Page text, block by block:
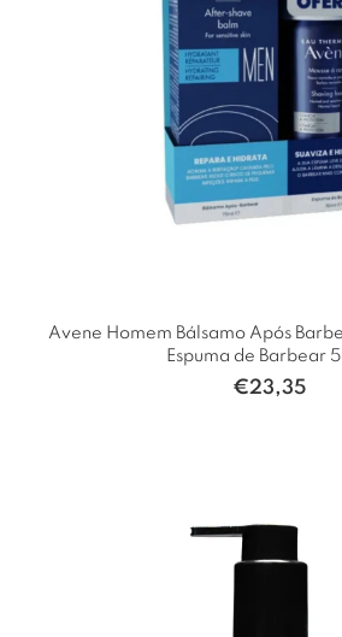
Avene Homem Bálsamo Após
Espuma de Barbear
€23,35